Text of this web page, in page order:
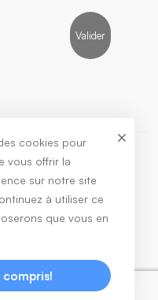
/ Developed by
cookies pour
vous offrir la
sur notre site
à utiliser ce
que vous en
compris!